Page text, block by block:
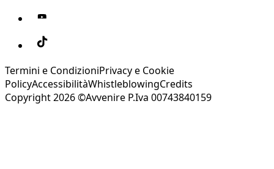
Termini e CondizioniPrivacy e Cookie
PolicyAccessibilitàWhistleblowingCredits
Copyright 2026 ©Avvenire P.Iva 00743840159